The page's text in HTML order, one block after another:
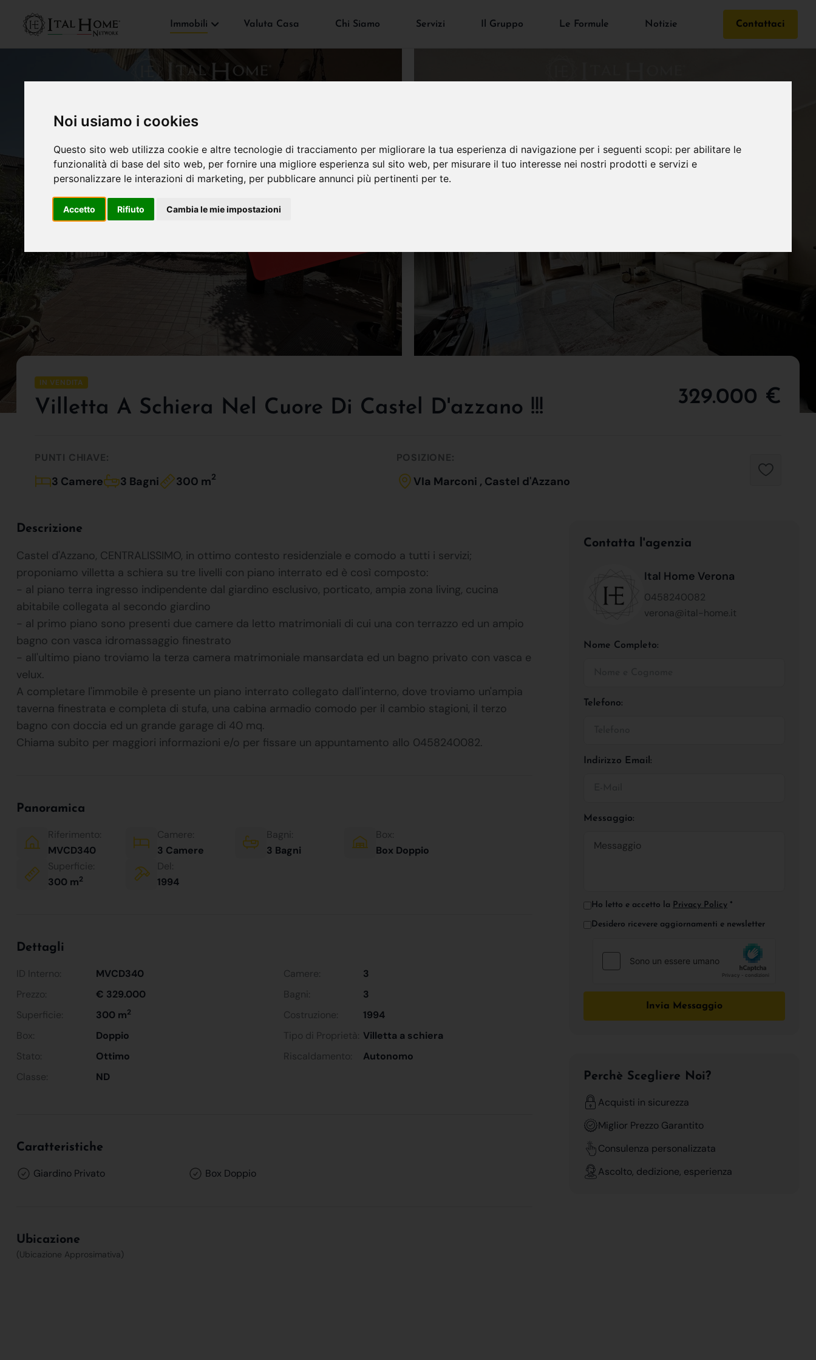
Noi usiamo i cookies
Questo sito web utilizza cookie e altre tecnologie di tracciamento per migliorare la tua esperienza di navigazione per i seguenti scopi: per abilitare le
funzionalità di base del sito web, per fornire una migliore esperienza sul sito web, per misurare il tuo interesse nei nostri prodotti e servizi e
personalizzare le interazioni di marketing, per pubblicare annunci più pertinenti per te.
Accetto Rifiuto Cambia le mie impostazioni
Immobili Valuta Casa Chi Siamo Servizi Il Gruppo Le Formule Notizie Contattaci
VENDUTO
IN VENDITA
Villetta A Schiera Nel Cuore Di Castel D'azzano !!! 329.000 €
PUNTI CHIAVE:
3 Camere 3 Bagni 300 m2
POSIZIONE:
VIa Marconi , Castel d'Azzano
Descrizione
Castel d'Azzano, CENTRALISSIMO, in ottimo contesto residenziale e comodo a tutti i servizi;
proponiamo villetta a schiera su tre livelli con piano interrato ed è così composto:
- al piano terra ingresso indipendente dal giardino esclusivo, porticato, ampia zona living, cucina
abitabile collegata al secondo giardino
- al primo piano sono presenti due camere da letto matrimoniali di cui una con terrazzo ed un ampio
bagno con vasca idromassaggio finestrato
- all'ultimo piano troviamo la terza camera matrimoniale mansardata ed un bagno privato con vasca e
velux.
A completare l'immobile è presente un piano interrato collegato dall'interno, dove troviamo un'ampia
taverna finestrata e completa di stufa, una cabina armadio comodo per il cambio stagioni, il terzo
bagno con doccia ed un grande garage di 40 mq.
Chiama subito per maggiori informazioni e/o per fissare un appuntamento allo 0458240082.
Panoramica
Riferimento:
MVCD340
Camere:
3 Camere
Bagni:
3 Bagni
Box:
Box Doppio
Superficie:
300 m2
Del:
1994
Dettagli
ID Interno: MVCD340 Camere:
3
Prezzo:
€ 329.000 Bagni:
3
Superficie:
300 m2 Costruzione:
1994
Box:
Doppio Tipo di Proprietà: Villetta a schiera
Stato:
Ottimo Riscaldamento:
Autonomo
Classe:
ND
Caratteristiche
Giardino Privato Box Doppio
Ubicazione
(Ubicazione Approsimativa)
Contatta l'agenzia
Ital Home Verona
0458240082
verona@ital-home.it
Nome Completo:
Telefono:
Indirizzo Email:
Messaggio:
Ho letto e accetto la Privacy Policy *
Desidero ricevere aggiornamenti e newsletter
Invia Messaggio
Perchè Scegliere Noi?
Acquisti in sicurezza
Miglior Prezzo Garantito
Consulenza personalizzata
Ascolto, dedizione, esperienza